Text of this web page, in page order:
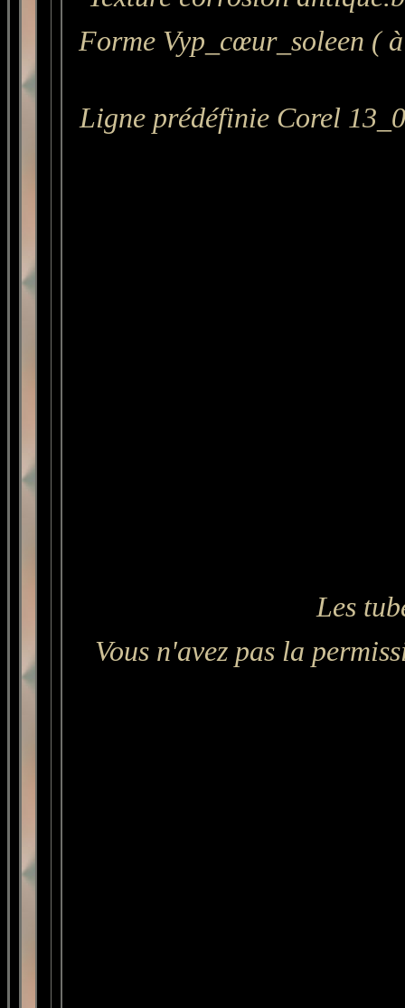
Forme Vyp_cœur_soleen (
Ligne prédéfinie Corel
Les
Vous n'avez pas la